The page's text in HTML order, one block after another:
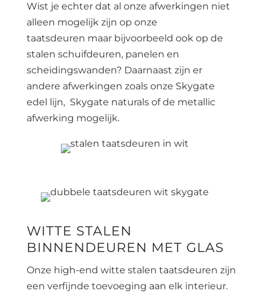
Wist je echter dat al onze afwerkingen niet
alleen mogelijk zijn op onze
taatsdeuren maar bijvoorbeeld ook op de
stalen schuifdeuren, panelen en
scheidingswanden? Daarnaast zijn er
andere afwerkingen zoals onze Skygate
edel lijn, Skygate naturals of de metallic
afwerking mogelijk.
WITTE STALEN
BINNENDEUREN MET GLAS
Onze high-end witte stalen taatsdeuren zijn
een verfijnde toevoeging aan elk interieur.